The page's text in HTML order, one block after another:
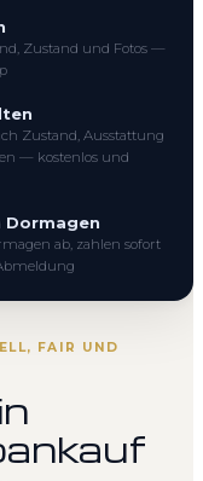
FAIR UND
Zustand und Fotos —
Zustand, Ausstattung
— kostenlos und
Dormagen
ab, zahlen sofort